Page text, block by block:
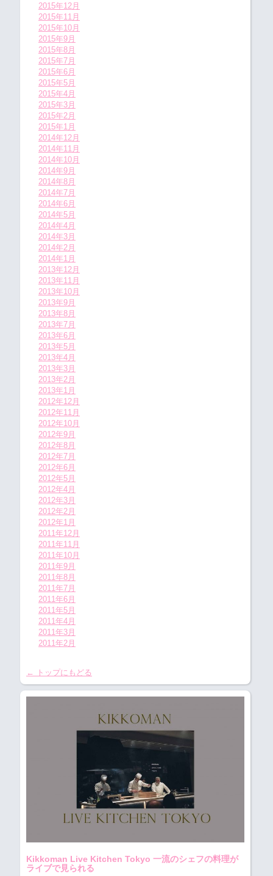
2015年12月
2015年11月
2015年10月
2015年9月
2015年8月
2015年7月
2015年6月
2015年5月
2015年4月
2015年3月
2015年2月
2015年1月
2014年12月
2014年11月
2014年10月
2014年9月
2014年8月
2014年7月
2014年6月
2014年5月
2014年4月
2014年3月
2014年2月
2014年1月
2013年12月
2013年11月
2013年10月
2013年9月
2013年8月
2013年7月
2013年6月
2013年5月
2013年4月
2013年3月
2013年2月
2013年1月
2012年12月
2012年11月
2012年10月
2012年9月
2012年8月
2012年7月
2012年6月
2012年5月
2012年4月
2012年3月
2012年2月
2012年1月
2011年12月
2011年11月
2011年10月
2011年9月
2011年8月
2011年7月
2011年6月
2011年5月
2011年4月
2011年3月
2011年2月
← トップにもどる
Kikkoman Live Kitchen Tokyo 一流のシェフの料理が
ライブで見られる